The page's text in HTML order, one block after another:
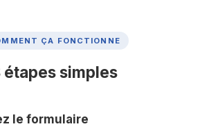
ÇA FONCTIONNE
étapes simples
le formulaire